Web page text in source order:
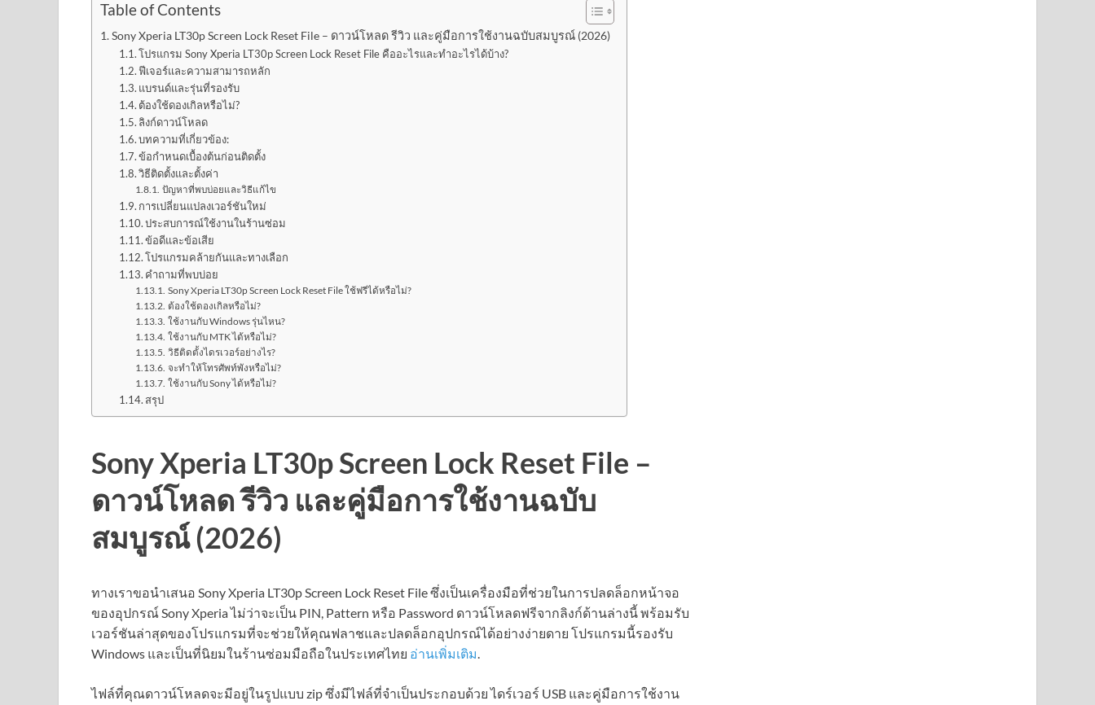
Table of Contents
Sony Xperia LT30p Screen Lock Reset File – ดาวน์โหลด รีวิว และคู่มือการใช้งานฉบับสมบูรณ์ (2026)
โปรแกรม Sony Xperia LT30p Screen Lock Reset File คืออะไรและทำอะไรได้บ้าง?
ฟีเจอร์และความสามารถหลัก
แบรนด์และรุ่นที่รองรับ
ต้องใช้ดองเกิลหรือไม่?
ลิงก์ดาวน์โหลด
บทความที่เกี่ยวข้อง:
ข้อกำหนดเบื้องต้นก่อนติดตั้ง
วิธีติดตั้งและตั้งค่า
ปัญหาที่พบบ่อยและวิธีแก้ไข
การเปลี่ยนแปลงเวอร์ชันใหม่
ประสบการณ์ใช้งานในร้านซ่อม
ข้อดีและข้อเสีย
โปรแกรมคล้ายกันและทางเลือก
คำถามที่พบบ่อย
Sony Xperia LT30p Screen Lock Reset File ใช้ฟรีได้หรือไม่?
ต้องใช้ดองเกิลหรือไม่?
ใช้งานกับ Windows รุ่นไหน?
ใช้งานกับ MTK ได้หรือไม่?
วิธีติดตั้งไดรเวอร์อย่างไร?
จะทำให้โทรศัพท์พังหรือไม่?
ใช้งานกับ Sony ได้หรือไม่?
สรุป
Sony Xperia LT30p Screen Lock Reset File –
ดาวน์โหลด รีวิว และคู่มือการใช้งานฉบับ
สมบูรณ์ (2026)
ทางเราขอนำเสนอ Sony Xperia LT30p Screen Lock Reset File ซึ่งเป็นเครื่องมือที่ช่วยในการปลดล็อกหน้าจอ
ของอุปกรณ์ Sony Xperia ไม่ว่าจะเป็น PIN, Pattern หรือ Password ดาวน์โหลดฟรีจากลิงก์ด้านล่างนี้ พร้อมรับ
เวอร์ชันล่าสุดของโปรแกรมที่จะช่วยให้คุณฟลาชและปลดล็อกอุปกรณ์ได้อย่างง่ายดาย โปรแกรมนี้รองรับ
Windows และเป็นที่นิยมในร้านซ่อมมือถือในประเทศไทย อ่านเพิ่มเติม.
ไฟล์ที่คุณดาวน์โหลดจะมีอยู่ในรูปแบบ zip ซึ่งมีไฟล์ที่จำเป็นประกอบด้วย ไดร์เวอร์ USB และคู่มือการใช้งาน